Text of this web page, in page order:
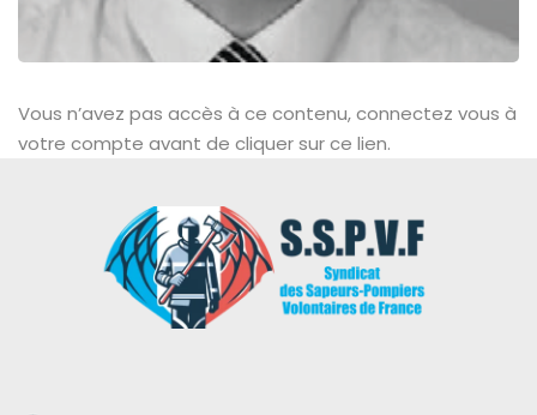
Vous n’avez pas accès à ce contenu, connectez vous à
votre compte avant de cliquer sur ce lien.